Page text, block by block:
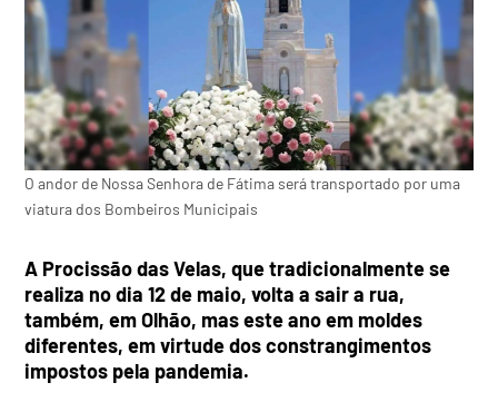
O andor de Nossa Senhora de Fátima será transportado por uma
viatura dos Bombeiros Municipais
A Procissão das Velas, que tradicionalmente se
realiza no dia 12 de maio, volta a sair a rua,
também, em Olhão, mas este ano em moldes
diferentes, em virtude dos constrangimentos
impostos pela pandemia.